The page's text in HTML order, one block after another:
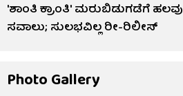
'ಶಾಂತಿ ಕ್ರಾಂತಿ' ಮರುಬಿಡುಗಡೆಗೆ ಹಲವು
ಸವಾಲು; ಸುಲಭವಿಲ್ಲ ರೀ-ರಿಲೀಸ್
Photo Gallery